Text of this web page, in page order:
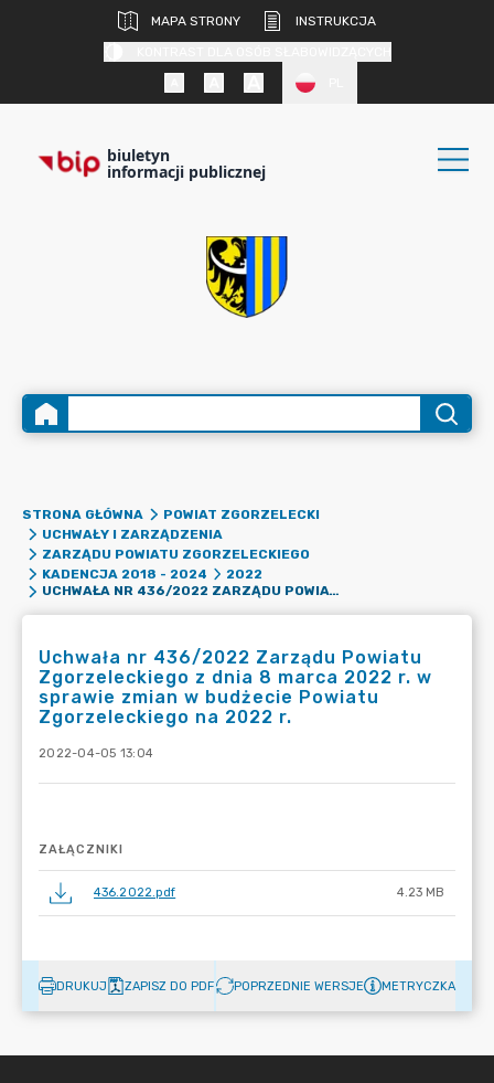
MAPA STRONY
INSTRUKCJA
biuletyn
informacji publicznej
STRONA GŁÓWNA
POWIAT ZGORZELECKI
UCHWAŁY I ZARZĄDZENIA
ZARZĄDU POWIATU ZGORZELECKIEGO
KADENCJA 2018 - 2024
2022
UCHWAŁA NR 436/2022 ZARZĄDU POWIATU ZGORZELECKIEGO Z DNIA 8 MARCA 2022 R. W SPRAWIE ZMIAN W BUDŻECIE POWIATU ZGORZELECKIEGO NA 2022 R.
Uchwała nr 436/2022 Zarządu Powiatu
Zgorzeleckiego z dnia 8 marca 2022 r. w
sprawie zmian w budżecie Powiatu
Zgorzeleckiego na 2022 r.
2022-04-05 13:04
ZAŁĄCZNIKI
436.2022.pdf 4.23 MB
DRUKUJ ZAPISZ DO PDF POPRZEDNIE WERSJE METRYCZKA